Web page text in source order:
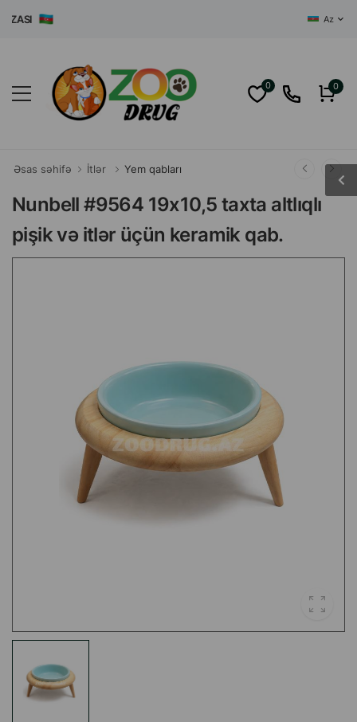
Az
0 0
Əsas səhifə İtlər Yem qabları
Nunbell #9564 19x10,5 taxta altlıqlı
pişik və itlər üçün keramik qab.